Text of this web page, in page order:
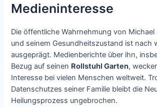
Medieninteresse
Die öffentliche Wahrnehmung von Michael
und seinem Gesundheitszustand ist nach
ausgeprägt. Medienberichte über ihn,
Bezug auf seinen Rollstuhl Garten,
Interesse bei vielen Menschen weltweit.
Datenschutzes seiner Familie bleibt die
Heilungsprozess ungebrochen.